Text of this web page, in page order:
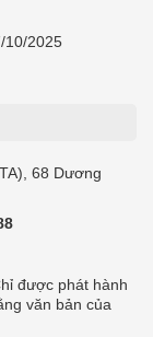
10/2025
68 Dương
được phát hành
văn bản của